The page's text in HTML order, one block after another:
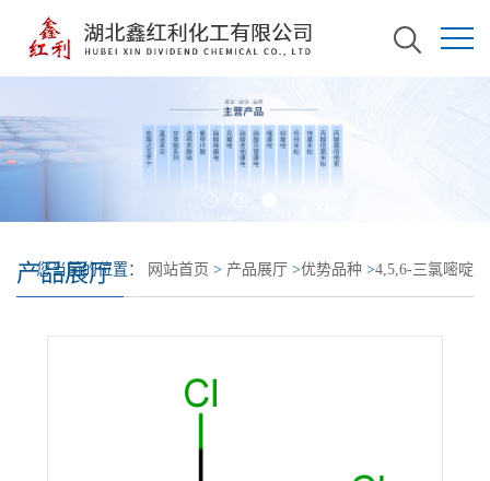
产品展厅
您当前的位置： 网站首页 > 产品展厅 >优势品种 >4,5,6-三氯嘧啶